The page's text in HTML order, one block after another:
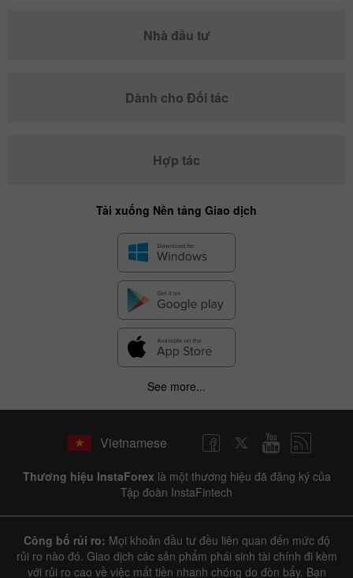
Nhà đầu tư
Dành cho Đối tác
Hợp tác
Tải xuống Nền tảng Giao dịch
See more...
Vietnamese
Thương hiệu InstaForex là một thương hiệu đã đăng ký của
Tập đoàn InstaFintech
Công bố rủi ro: Mọi khoản đầu tư đều liên quan đến mức độ
rủi ro nào đó. Giao dịch các sản phẩm phái sinh tài chính đi kèm
với rủi ro cao về việc mất tiền nhanh chóng do đòn bẩy. Bạn